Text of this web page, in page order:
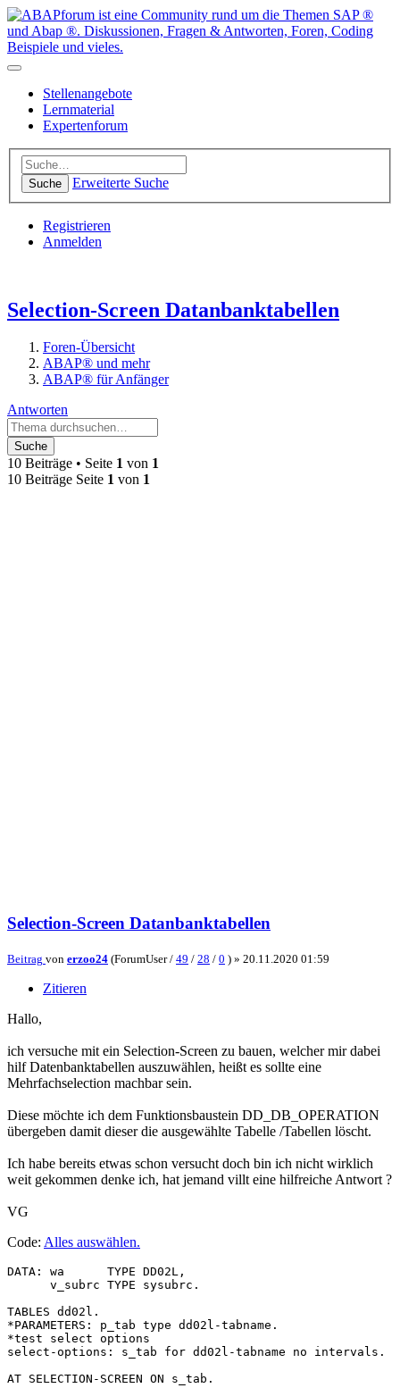
Stellenangebote
Lernmaterial
Expertenforum
Suche Erweiterte Suche
Registrieren
Anmelden
Selection-Screen Datanbanktabellen
Foren-Übersicht
ABAP® und mehr
ABAP® für Anfänger
Antworten
Suche
10 Beiträge • Seite 1 von 1
10 Beiträge Seite 1 von 1
Selection-Screen Datanbanktabellen
Beitrag von erzoo24 (ForumUser / 49 / 28 / 0 ) » 20.11.2020 01:59
Zitieren
Hallo,
ich versuche mit ein Selection-Screen zu bauen, welcher mir dabei
hilf Datenbanktabellen auszuwählen, heißt es sollte eine
Mehrfachselection machbar sein.
Diese möchte ich dem Funktionsbaustein DD_DB_OPERATION
übergeben damit dieser die ausgewählte Tabelle /Tabellen löscht.
Ich habe bereits etwas schon versucht doch bin ich nicht wirklich
weit gekommen denke ich, hat jemand villt eine hilfreiche Antwort ?
VG
Code: Alles auswählen.
DATA: wa      TYPE DD02L,
      v_subrc TYPE sysubrc.
TABLES dd02l.
*PARAMETERS: p_tab type dd02l-tabname.
*test select options
select-options: s_tab for dd02l-tabname no intervals.
AT SELECTION-SCREEN ON s_tab.